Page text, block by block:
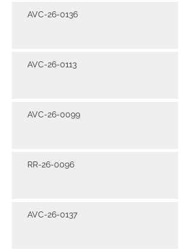
AVC-26-0136
AVC-26-0113
AVC-26-0099
RR-26-0096
AVC-26-0137